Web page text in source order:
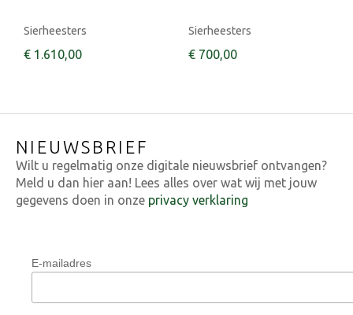
Sierheesters
€ 1.610,00
Sierheesters
€ 700,00
NIEUWSBRIEF
Wilt u regelmatig onze digitale nieuwsbrief ontvangen?
Meld u dan hier aan! Lees alles over wat wij met jouw
gegevens doen in onze privacy verklaring
E-mailadres